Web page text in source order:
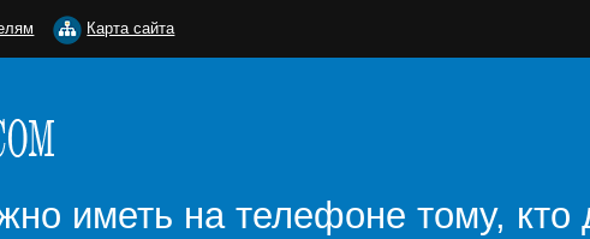
иметь на телефоне тому, кто
Карта сайта